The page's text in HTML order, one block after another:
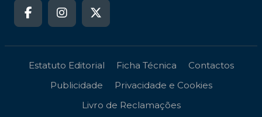
Estatuto Editorial Ficha Técnica
Contactos
Publicidade
Privacidade e Cookies
Livro de Reclamações